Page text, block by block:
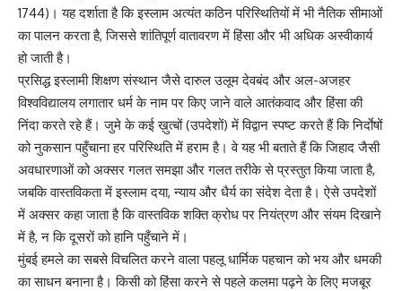
1744)। यह दर्शाता है कि इस्लाम अत्यंत कठिन परिस्थितियों में भी नैतिक सीमाओं
का पालन करता है, जिससे शांतिपूर्ण वातावरण में हिंसा और भी अधिक अस्वीकार्य
हो जाती है।
प्रसिद्ध इस्लामी शिक्षण संस्थान जैसे दारुल उलूम देवबंद और अल-अजहर
विश्वविद्यालय लगातार धर्म के नाम पर किए जाने वाले आतंकवाद और हिंसा की
निंदा करते रहे हैं। जुमे के कई ख़ुत्बों (उपदेशों) में विद्वान स्पष्ट करते हैं कि निर्दाेषों
को नुकसान पहुँचाना हर परिस्थिति में हराम है। वे यह भी बताते हैं कि जिहाद जैसी
अवधारणाओं को अक्सर गलत समझा और गलत तरीके से प्रस्तुत किया जाता है,
जबकि वास्तविकता में इस्लाम दया, न्याय और धैर्य का संदेश देता है। ऐसे उपदेशों
में अक्सर कहा जाता है कि वास्तविक शक्ति क्रोध पर नियंत्रण और संयम दिखाने
में है, न कि दूसरों को हानि पहुँचाने में।
मुंबई हमले का सबसे विचलित करने वाला पहलू धार्मिक पहचान को भय और धमकी
का साधन बनाना है। किसी को हिंसा करने से पहले कलमा पढ़ने के लिए मजबूर